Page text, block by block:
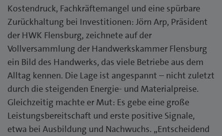
Kostendruck, Fachkräftemangel und eine spürbare
Zurückhaltung bei Investitionen: Jörn Arp, Präsident
der HWK Flensburg, zeichnete auf der
Vollversammlung der Handwerkskammer Flensburg
ein Bild des Handwerks, das viele Betriebe aus dem
Alltag kennen. Die Lage ist angespannt – nicht zuletzt
durch die steigenden Energie- und Materialpreise.
Gleichzeitig machte er Mut: Es gebe eine große
Leistungsbereitschaft und erste positive Signale,
etwa bei Ausbildung und Nachwuchs. „Entscheidend